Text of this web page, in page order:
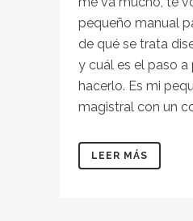
pequeño manual
de qué se trata
y cuál es el paso a
hacerlo. Es mi
magistral con un
LEER MÁS